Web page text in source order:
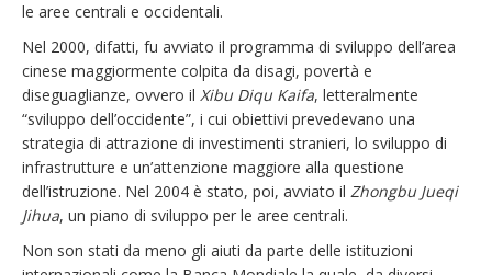
le aree centrali e occidentali.
Nel 2000, difatti, fu avviato il programma di sviluppo dell’area
cinese maggiormente colpita da disagi, povertà e
diseguaglianze, ovvero il Xibu Diqu Kaifa, letteralmente
“sviluppo dell’occidente”, i cui obiettivi prevedevano una
strategia di attrazione di investimenti stranieri, lo sviluppo di
infrastrutture e un’attenzione maggiore alla questione
dell’istruzione. Nel 2004 è stato, poi, avviato il Zhongbu Jueqi
Jihua, un piano di sviluppo per le aree centrali.
Non son stati da meno gli aiuti da parte delle istituzioni